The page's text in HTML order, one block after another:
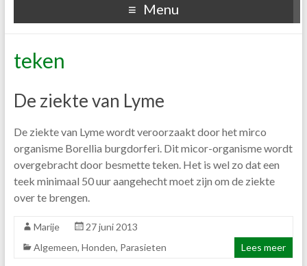
Menu
teken
De ziekte van Lyme
De ziekte van Lyme wordt veroorzaakt door het mirco
organisme Borellia burgdorferi. Dit micor-organisme wordt
overgebracht door besmette teken. Het is wel zo dat een
teek minimaal 50 uur aangehecht moet zijn om de ziekte
over te brengen.
Marije
27 juni 2013
Algemeen, Honden, Parasieten Lees meer